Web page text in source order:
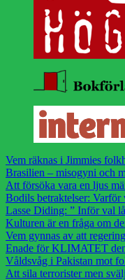
Vem räknas i Jimmies
Brasilien – misogyni och
Att försöka vara en ljus
Bodils betraktelser: Varför
Lasse Diding: ” Inför val
Kulturen är en fråga om
Vem gynnas av att
Enade för KLIMATET
Våldsvåg i Pakistan mot
Att sila terrorister men